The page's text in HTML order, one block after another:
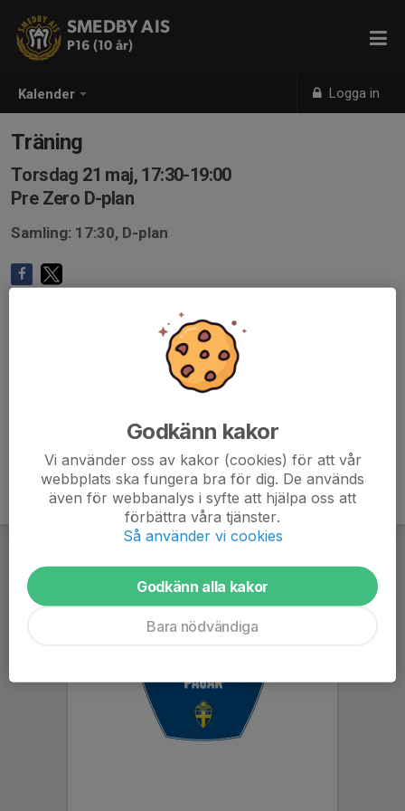
Kalender Logga in
SMEDBY AIS
P16 (10 år)
Träning
Torsdag 21 maj, 17:30-19:00
Pre Zero D-plan
Samling: 17:30, D-plan
Godkänn kakor
Vi använder oss av kakor (cookies) för att vår
webbplats ska fungera bra för dig. De används
även för webbanalys i syfte att hjälpa oss att
förbättra våra tjänster.
Så använder vi cookies
Godkänn alla kakor
Bara nödvändiga